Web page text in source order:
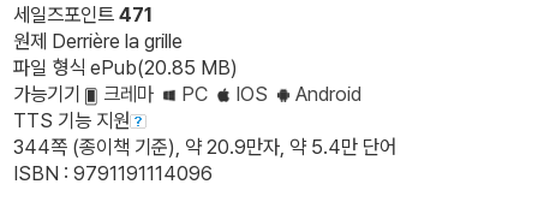
세일즈포인트 471
원제 Derrière la grille
파일 형식 ePub(20.85 MB)
가능기기
크레마 PC IOS
Android
TTS 기능 지원
344쪽 (종이책 기준), 약 20.9만자, 약 5.4만 단어
ISBN : 9791191114096